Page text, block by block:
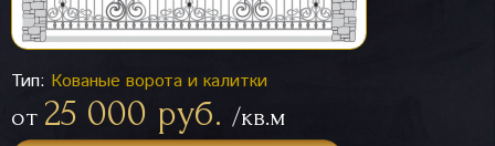
Тип: Кованые ворота и калитки
от 25 000 руб. /кв.м